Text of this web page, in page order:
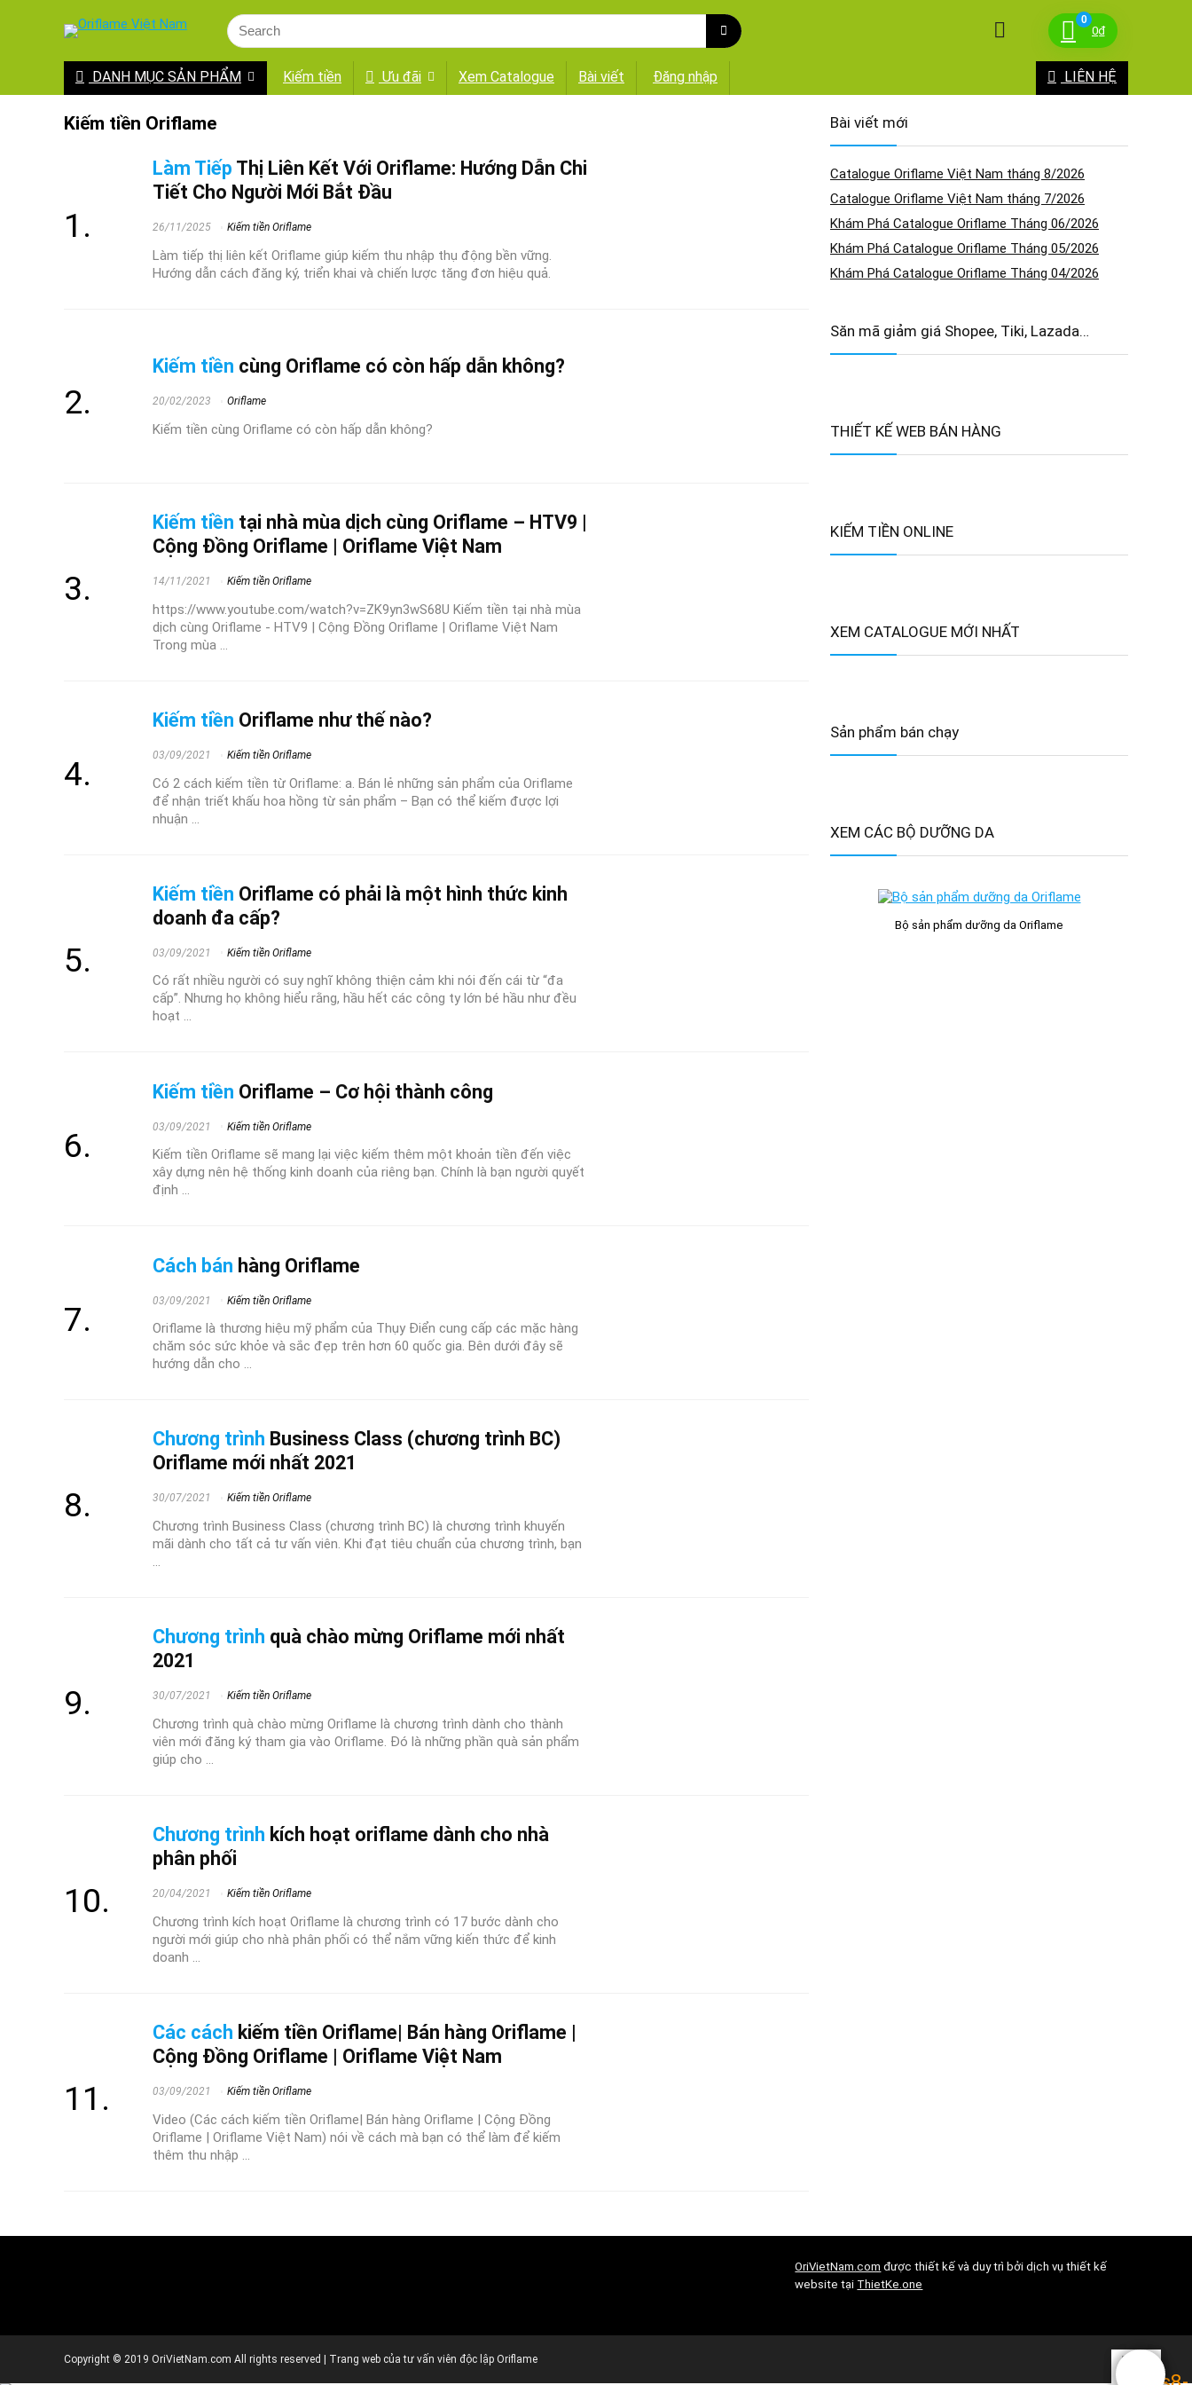
0
0₫
DANH MỤC SẢN PHẨM Kiếm tiền Ưu đãi Xem Catalogue Bài viết Đăng nhập LIÊN HỆ
Kiếm tiền Oriflame
Làm Tiếp Thị Liên Kết Với Oriflame: Hướng Dẫn Chi
Tiết Cho Người Mới Bắt Đầu
26/11/2025 Kiếm tiền Oriflame
Làm tiếp thị liên kết Oriflame giúp kiếm thu nhập thụ động bền vững.
Hướng dẫn cách đăng ký, triển khai và chiến lược tăng đơn hiệu quả.
Kiếm tiền cùng Oriflame có còn hấp dẫn không?
20/02/2023 Oriflame
Kiếm tiền cùng Oriflame có còn hấp dẫn không?
Kiếm tiền tại nhà mùa dịch cùng Oriflame – HTV9 |
Cộng Đồng Oriflame | Oriflame Việt Nam
14/11/2021 Kiếm tiền Oriflame
https://www.youtube.com/watch?v=ZK9yn3wS68U Kiếm tiền tại nhà mùa
dịch cùng Oriflame - HTV9 | Cộng Đồng Oriflame | Oriflame Việt Nam
Trong mùa ...
Kiếm tiền Oriflame như thế nào?
03/09/2021 Kiếm tiền Oriflame
Có 2 cách kiếm tiền từ Oriflame: a. Bán lẻ những sản phẩm của Oriflame
để nhận triết khấu hoa hồng từ sản phẩm – Bạn có thể kiếm được lợi
nhuận ...
Kiếm tiền Oriflame có phải là một hình thức kinh
doanh đa cấp?
03/09/2021 Kiếm tiền Oriflame
Có rất nhiều người có suy nghĩ không thiện cảm khi nói đến cái từ “đa
cấp”. Nhưng họ không hiểu rằng, hầu hết các công ty lớn bé hầu như đều
hoạt ...
Kiếm tiền Oriflame – Cơ hội thành công
03/09/2021 Kiếm tiền Oriflame
Kiếm tiền Oriflame sẽ mang lại việc kiếm thêm một khoản tiền đến việc
xây dựng nên hệ thống kinh doanh của riêng bạn. Chính là bạn người quyết
định ...
Cách bán hàng Oriflame
03/09/2021 Kiếm tiền Oriflame
Oriflame là thương hiệu mỹ phẩm của Thụy Điển cung cấp các mặc hàng
chăm sóc sức khỏe và sắc đẹp trên hơn 60 quốc gia. Bên dưới đây sẽ
hướng dẫn cho ...
Chương trình Business Class (chương trình BC)
Oriflame mới nhất 2021
30/07/2021 Kiếm tiền Oriflame
Chương trình Business Class (chương trình BC) là chương trình khuyến
mãi dành cho tất cả tư vấn viên. Khi đạt tiêu chuẩn của chương trình, bạn
...
Chương trình quà chào mừng Oriflame mới nhất
2021
30/07/2021 Kiếm tiền Oriflame
Chương trình quà chào mừng Oriflame là chương trình dành cho thành
viên mới đăng ký tham gia vào Oriflame. Đó là những phần quà sản phẩm
giúp cho ...
Chương trình kích hoạt oriflame dành cho nhà
phân phối
20/04/2021 Kiếm tiền Oriflame
Chương trình kích hoạt Oriflame là chương trình có 17 bước dành cho
người mới giúp cho nhà phân phối có thể nắm vững kiến thức để kinh
doanh ...
Các cách kiếm tiền Oriflame| Bán hàng Oriflame |
Cộng Đồng Oriflame | Oriflame Việt Nam
03/09/2021 Kiếm tiền Oriflame
Video (Các cách kiếm tiền Oriflame| Bán hàng Oriflame | Cộng Đồng
Oriflame | Oriflame Việt Nam) nói về cách mà bạn có thể làm để kiếm
thêm thu nhập ...
Bài viết mới
Catalogue Oriflame Việt Nam tháng 8/2026
Catalogue Oriflame Việt Nam tháng 7/2026
Khám Phá Catalogue Oriflame Tháng 06/2026
Khám Phá Catalogue Oriflame Tháng 05/2026
Khám Phá Catalogue Oriflame Tháng 04/2026
Săn mã giảm giá Shopee, Tiki, Lazada…
THIẾT KẾ WEB BÁN HÀNG
KIẾM TIỀN ONLINE
XEM CATALOGUE MỚI NHẤT
Sản phẩm bán chạy
XEM CÁC BỘ DƯỠNG DA
Bộ sản phẩm dưỡng da Oriflame
OriVietNam.com được thiết kế và duy trì bởi dịch vụ thiết kế
website tại ThietKe.one
Copyright © 2019 OriVietNam.com All rights reserved | Trang web của tư vấn viên độc lập Oriflame